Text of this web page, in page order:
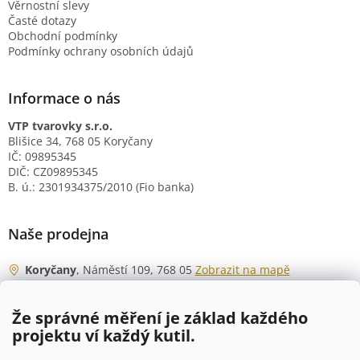
Že správné měření je základ každého
projektu ví každý kutil.
Věrnostní slevy
Časté dotazy
Obchodní podmínky
Podmínky ochrany osobních údajů
Informace o nás
VTP tvarovky s.r.o.
Blišice 34, 768 05 Koryčany
IČ: 09895345
DIČ: CZ09895345
B. ú.: 2301934375/2010 (Fio banka)
Naše prodejna
Koryčany, Náměstí 109, 768 05 Zobrazit na mapě
Po - Čt
06:00 - 07:00
07:30 - 15:30